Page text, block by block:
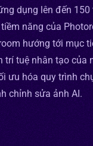
dụng lên đến
năng của
hướng tới mục
tuệ nhân tạo
ưu hóa quy trình
chỉnh sửa ảnh AI.